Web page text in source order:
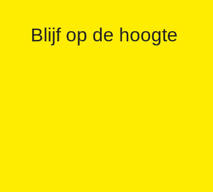
Blijf op de hoogte